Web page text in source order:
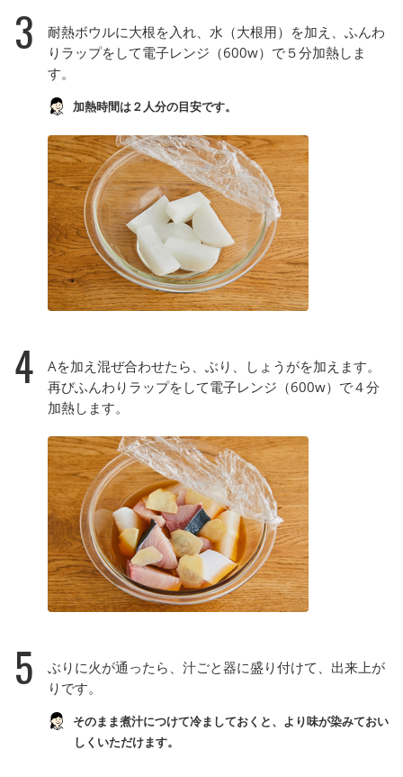
3
耐熱ボウルに大根を入れ、水（大根用）を加え、ふんわ
りラップをして電子レンジ（600w）で５分加熱しま
す。
加熱時間は２人分の目安です。
4
Aを加え混ぜ合わせたら、ぶり、しょうがを加えます。
再びふんわりラップをして電子レンジ（600w）で４分
加熱します。
5
ぶりに火が通ったら、汁ごと器に盛り付けて、出来上が
りです。
そのまま煮汁につけて冷ましておくと、より味が染みておい
しくいただけます。